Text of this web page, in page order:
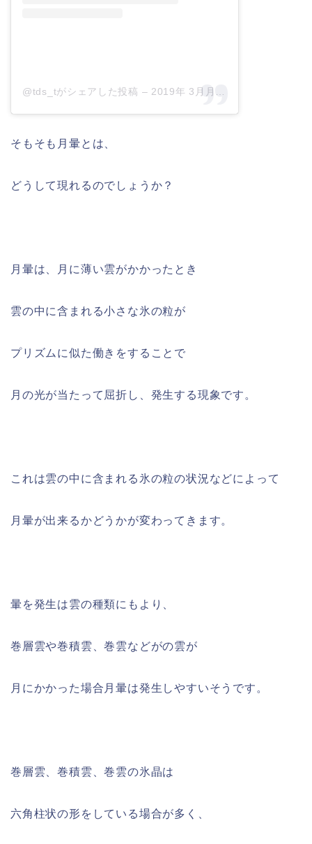
@tds_tがシェアした投稿 – 2019年 3月月18日午前7時34分PDT
そもそも月暈とは、
どうして現れるのでしょうか？
月暈は、月に薄い雲がかかったとき
雲の中に含まれる小さな氷の粒が
プリズムに似た働きをすることで
月の光が当たって屈折し、発生する現象です。
これは雲の中に含まれる氷の粒の状況などによって
月暈が出来るかどうかが変わってきます。
暈を発生は雲の種類にもより、
巻層雲や巻積雲、巻雲などがの雲が
月にかかった場合月暈は発生しやすいそうです。
巻層雲、巻積雲、巻雲の氷晶は
六角柱状の形をしている場合が多く、